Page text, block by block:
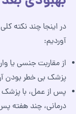
در اینجا چند نکته
آوردیم:
از مقاربت جنسی یا
پزشک بی‌ خطر بودن
پس از عمل، با
درمانی، چند هفته پس